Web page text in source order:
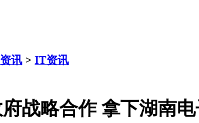
讯 > IT资讯
战略合作 拿下湖南